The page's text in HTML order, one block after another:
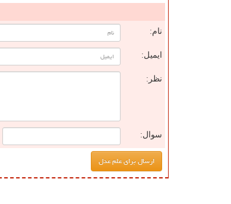
نام:
ایمیل:
نظر:
سوال: